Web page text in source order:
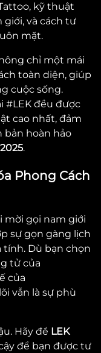
kỹ thuật
và cách tư
mặt.
chỉ một mái
toàn diện, giúp
cuộc sống.
#LEK đều được
cao nhất, đảm
bản hoàn hảo
.
Phong Cách
mời gọi nam giới
sự gọn gàng lịch
Dù bạn chọn
tử của
của
vẫn là sự phù
Hãy để LEK
để bạn được tư